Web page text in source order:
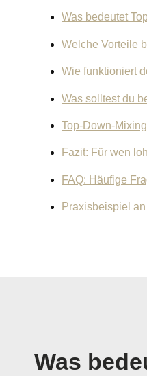
Was bedeutet
Welche Vorteile
Wie funktioniert
Was solltest du
Top-Down-
Fazit: Für wen
FAQ: Häufige
Praxisbeispiel
Was